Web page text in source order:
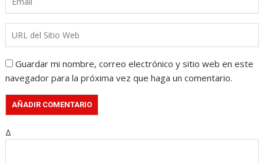
Guardar mi nombre, correo electrónico y sitio web en este
navegador para la próxima vez que haga un comentario.
Δ